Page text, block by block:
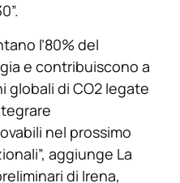
l’80% del
e contribuiscono a
globali di CO2 legate
nel prossimo
aggiunge La
di Irena,